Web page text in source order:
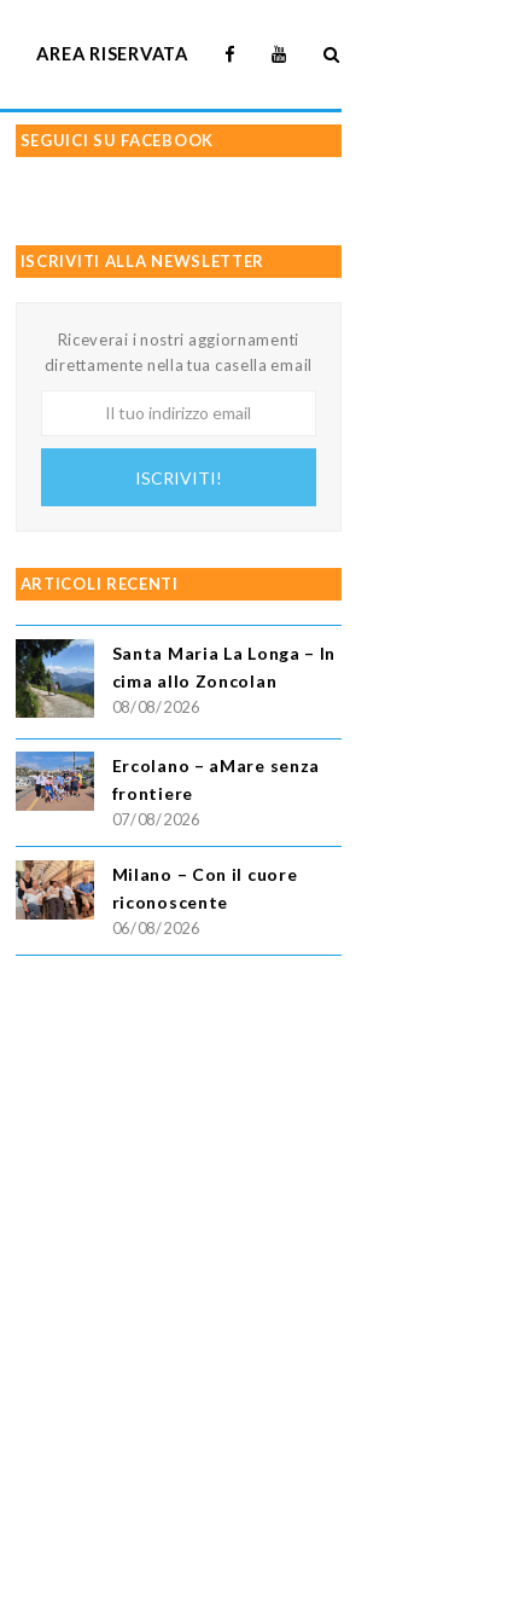
AREA RISERVATA
SEGUICI SU FACEBOOK
ISCRIVITI ALLA NEWSLETTER
Riceverai i nostri aggiornamenti
direttamente nella tua casella email
ISCRIVITI!
ARTICOLI RECENTI
Santa Maria La Longa – In
cima allo Zoncolan
08/08/2026
Ercolano – aMare senza
frontiere
07/08/2026
Milano – Con il cuore
riconoscente
06/08/2026